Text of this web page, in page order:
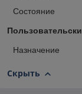
Состояние
Назначение
Скрыть